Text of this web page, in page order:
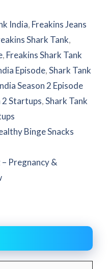
India, Freakins Jeans
Shark Tank,
, Freakins Shark Tank
Episode,Shark Tank
Season 2 Episode
2 Startups,Shark Tank
Binge Snacks
Pregnancy &